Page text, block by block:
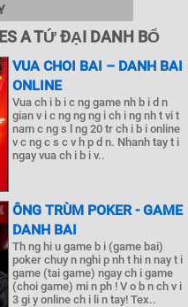
A TỨ ĐẠI DANH BỔ
VUA CHOI BAI – DANH BAI
ONLINE
Vua ch i b i c ng game nh b i d n
gian v i c ng ng ng i ch i ng nh t vi t
nam c ng s l ng 20 tr ch i b i online
v c ng c s c v h p d n. Nhanh tay t i
ngay vua ch i b i v..
ÔNG TRÙM POKER - GAME
DANH BAI
Th ng hi u game b i (game bai)
poker chuy n nghi p nh t hi n nay t i
game (tai game) ngay ch i game
(choi game) mi n ph ! V o b n ch v i
3 gi y online ch i li n tay! Tex..